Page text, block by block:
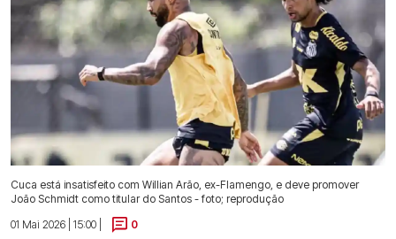
Cuca está insatisfeito com Willian Arão, ex-Flamengo, e deve promover
João Schmidt como titular do Santos - foto; reprodução
01 Mai 2026 | 15:00 |
0